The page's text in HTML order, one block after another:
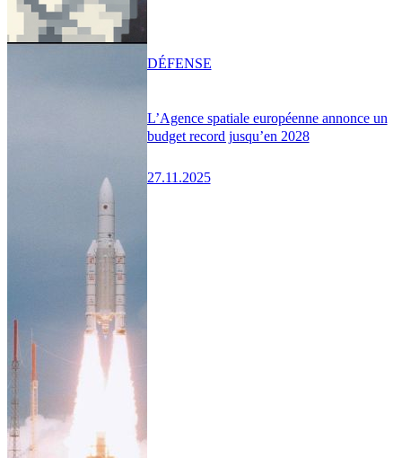
L’Agence spatiale européenne annonce un
budget record jusqu’en 2028
27.11.2025
DÉFENSE